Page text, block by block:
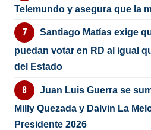
Telemundo y asegura que la
Santiago Matías exige
puedan votar en RD al igual
del Estado
Juan Luis Guerra se
Milly Quezada y Dalvin La
Presidente 2026